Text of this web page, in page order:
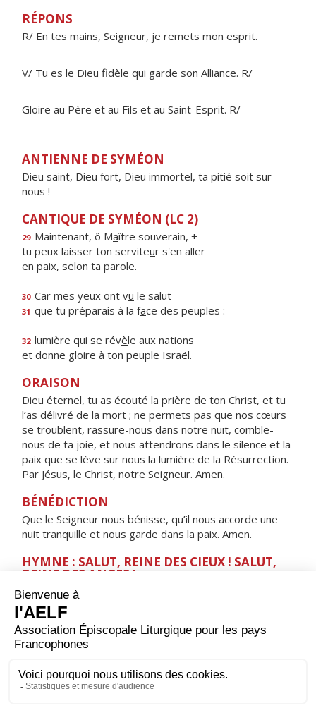
RÉPONS
R/ En tes mains, Seigneur, je remets mon esprit.
V/ Tu es le Dieu fidèle qui garde son Alliance. R/
Gloire au Père et au Fils et au Saint-Esprit. R/
ANTIENNE DE SYMÉON
Dieu saint, Dieu fort, Dieu immortel, ta pitié soit sur
nous !
CANTIQUE DE SYMÉON (LC 2)
29 Maintenant, ô Maître souverain, +
tu peux laisser ton serviteur s'en aller
en paix, selon ta parole.
30 Car mes yeux ont vu le salut
31 que tu préparais à la face des peuples :
32 lumière qui se révèle aux nations
et donne gloire à ton peuple Israël.
ORAISON
Dieu éternel, tu as écouté la prière de ton Christ, et tu
l’as délivré de la mort ; ne permets pas que nos cœurs
se troublent, rassure-nous dans notre nuit, comble-
nous de ta joie, et nous attendrons dans le silence et la
paix que se lève sur nous la lumière de la Résurrection.
Par Jésus, le Christ, notre Seigneur. Amen.
BÉNÉDICTION
Que le Seigneur nous bénisse, qu’il nous accorde une
nuit tranquille et nous garde dans la paix. Amen.
HYMNE : SALUT, REINE DES CIEUX ! SALUT,
REINE DES ANGES !
Salut, Reine des cieux ! Salut, Reine des anges !
Salut, Tige féconde ! Salut, Porte du ciel !
Par toi, la lumière s'est levée sur le monde.
Réjouis-toi, Vierge glorieuse,
Salut, splendeur radieuse :